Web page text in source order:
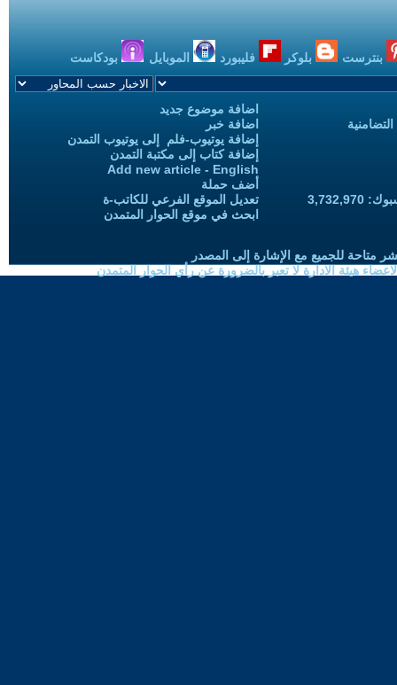
بنترست بلوكر فليبورد الموبايل بودكاست
اضافة موضوع جديد
اضافة خبر
إضافة يوتيوب-فلم إلى يوتيوب التمدن
إضافة كتاب إلى مكتبة التمدن
Add new article - English
أضف حملة
تعديل الموقع الفرعي للكاتب-ة
ابحث في موقع الحوار المتمدن
متاحة للجميع مع الإشارة إلى المصدر
هيئة الادارة لا تعبر بالضرورة عن رأي الحوار المتمدن